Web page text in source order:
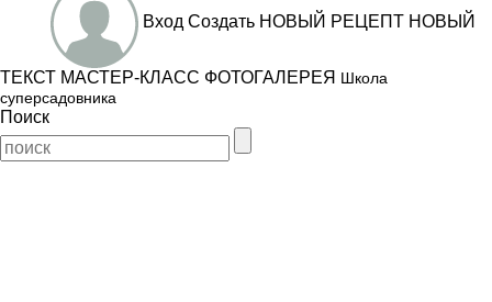
Вход Создать НОВЫЙ РЕЦЕПТ НОВЫЙ
ТЕКСТ МАСТЕР-КЛАСС ФОТОГАЛЕРЕЯ Школа
суперсадовника
Поиск